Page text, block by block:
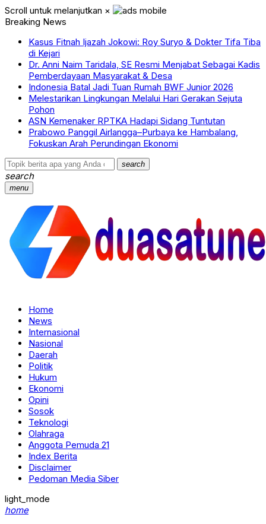
Scroll untuk melanjutkan ×
Breaking News
Kasus Fitnah Ijazah Jokowi: Roy Suryo & Dokter Tifa Tiba
di Kejari
Dr. Anni Naim Taridala, SE Resmi Menjabat Sebagai Kadis
Pemberdayaan Masyarakat & Desa
Indonesia Batal Jadi Tuan Rumah BWF Junior 2026
Melestarikan Lingkungan Melalui Hari Gerakan Sejuta
Pohon
ASN Kemenaker RPTKA Hadapi Sidang Tuntutan
Prabowo Panggil Airlangga–Purbaya ke Hambalang,
Fokuskan Arah Perundingan Ekonomi
search
search
menu
Home
News
Internasional
Nasional
Daerah
Politik
Hukum
Ekonomi
Opini
Sosok
Teknologi
Olahraga
Anggota Pemuda 21
Index Berita
Disclaimer
Pedoman Media Siber
light_mode
home